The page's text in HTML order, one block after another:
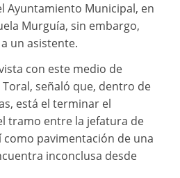
Ayuntamiento Municipal, en
Murguía, sin embargo,
un asistente.
con este medio de
señaló que, dentro de
está el terminar el
tramo entre la jefatura de
como pavimentación de una
inconclusa desde